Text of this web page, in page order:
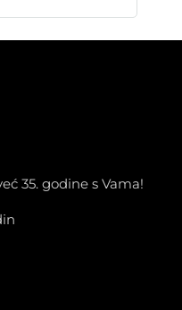
35. godine s Vama!